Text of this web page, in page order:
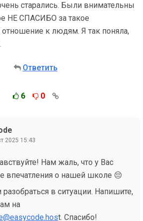
старались. Были внимательны
НЕ СПАСИБО за такое
отношение к людям. Я так поняла,
Ответить
6 0
2025 15:43
Нам жаль, что у Вас
впечатления о нашей школе 😔
в ситуации. Напишите,
на
t. Спасибо!